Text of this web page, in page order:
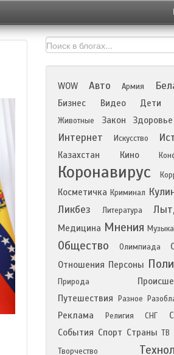
WOW Авто Армия
Бизнес Видео Дети
Животные
Закон Здоровье
Интернет Искусство
Казахстан Кино
Коронавирус
Косметичка Криминал
Ликбез
Литература
Медицина Мнения Музыка
Общество Олимпиада
Отношения Персоны
Природа
Путешествия
Разное
Реклама Религия СНГ
События Спорт Страны ТВ
Творчество